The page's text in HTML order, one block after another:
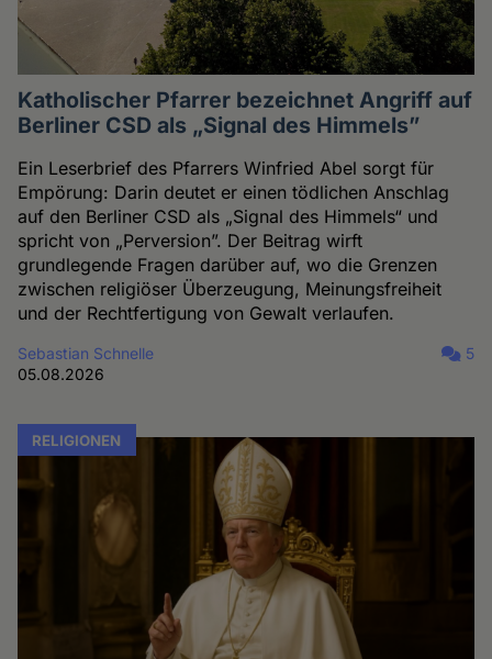
Katholischer Pfarrer bezeichnet Angriff auf
Berliner CSD als „Signal des Himmels”
Ein Leserbrief des Pfarrers Winfried Abel sorgt für
Empörung: Darin deutet er einen tödlichen Anschlag
auf den Berliner CSD als „Signal des Himmels“ und
spricht von „Perversion”. Der Beitrag wirft
grundlegende Fragen darüber auf, wo die Grenzen
zwischen religiöser Überzeugung, Meinungsfreiheit
und der Rechtfertigung von Gewalt verlaufen.
Sebastian Schnelle
05.08.2026
5
RELIGIONEN